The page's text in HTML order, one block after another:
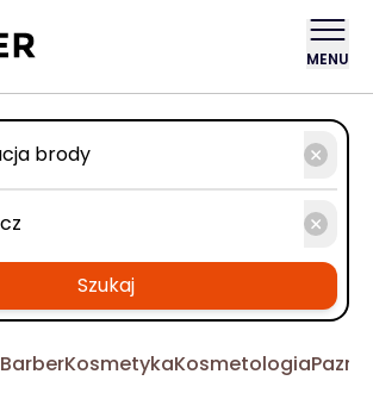
MENU
Szukaj
BarberKosmetykaKosmetologia